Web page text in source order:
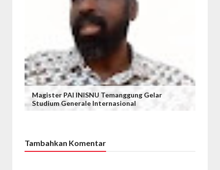
Magister PAI INISNU Temanggung Gelar
Studium Generale Internasional
Tambahkan Komentar